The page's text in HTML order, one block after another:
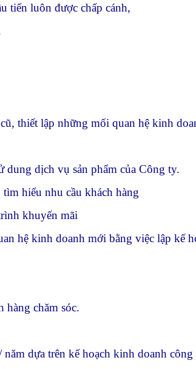
tiến luôn được chấp cánh,
thiết lập những mối quan hệ kinh
dịch vụ sản phẩm của Công ty.
hiểu nhu cầu khách hàng
khuyến mãi
hệ kinh doanh mới bằng việc lập kế
hàng chăm sóc.
dựa trên kế hoạch kinh doanh công